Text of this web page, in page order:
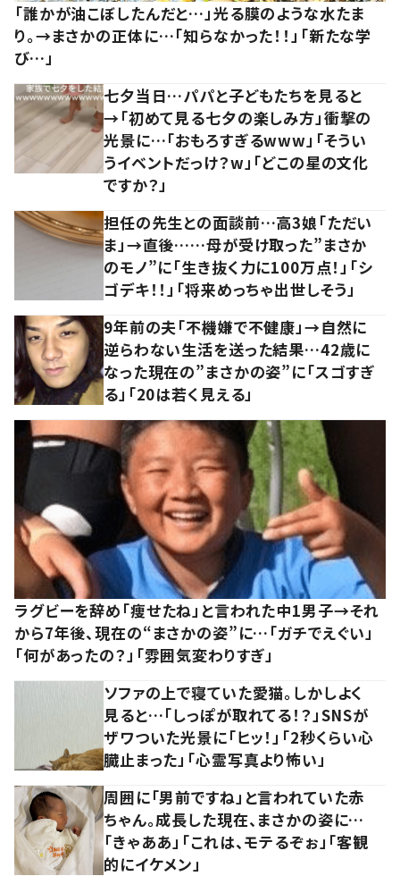
「誰かが油こぼしたんだと…」光る膜のような水たま
り。→まさかの正体に…「知らなかった！！」「新たな学
び…」
七夕当日…パパと子どもたちを見ると
→「初めて見る七夕の楽しみ方」衝撃の
光景に…「おもろすぎるwww」「そうい
うイベントだっけ？w」「どこの星の文化
ですか？」
担任の先生との面談前…高3娘「ただい
ま」→直後……母が受け取った”まさか
のモノ”に「生き抜く力に100万点！」「シ
ゴデキ！！」「将来めっちゃ出世しそう」
9年前の夫「不機嫌で不健康」→自然に
逆らわない生活を送った結果…42歳に
なった現在の”まさかの姿”に「スゴすぎ
る」「20は若く見える」
ラグビーを辞め「痩せたね」と言われた中1男子→それ
から7年後、現在の“まさかの姿”に…「ガチでえぐい」
「何があったの？」「雰囲気変わりすぎ」
ソファの上で寝ていた愛猫。しかしよく
見ると…「しっぽが取れてる！？」SNSが
ザワついた光景に「ヒッ！」「2秒くらい心
臓止まった」「心霊写真より怖い」
周囲に「男前ですね」と言われていた赤
ちゃん。成長した現在、まさかの姿に…
「きゃああ」「これは、モテるぞぉ」「客観
的にイケメン」